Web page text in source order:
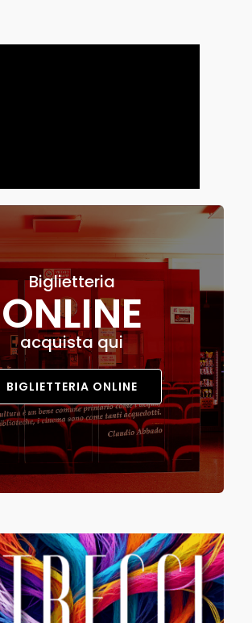
Biglietteria
ONLINE
acquista qui
BIGLIETTERIA ONLINE